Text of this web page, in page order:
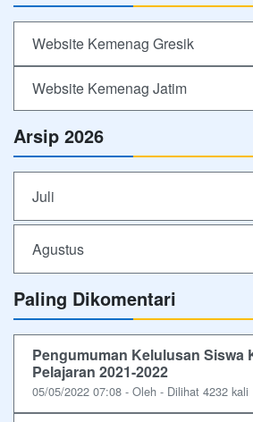
Website Kemenag Gresik
Website Kemenag Jatim
Arsip 2026
Juli
Agustus
Paling Dikomentari
Pengumuman Kelulusan Siswa
Pelajaran 2021-2022
05/05/2022 07:08 - Oleh - Dilihat 4232 kali